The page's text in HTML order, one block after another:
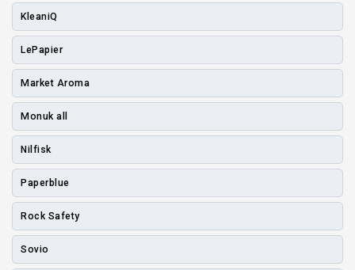
KleaniQ
LePapier
Market Aroma
Monuk all
Nilfisk
Paperblue
Rock Safety
Sovio